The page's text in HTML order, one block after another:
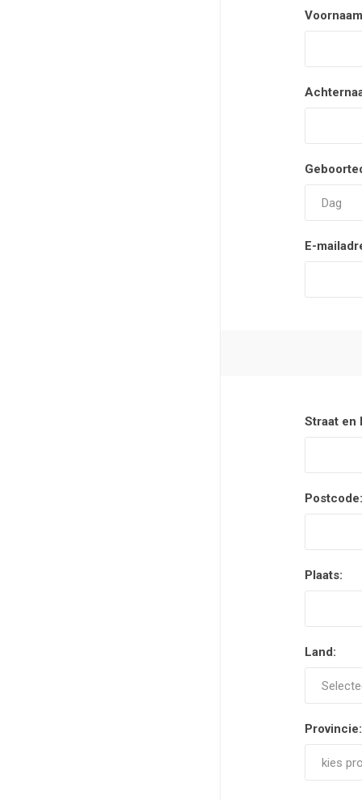
E-
Straat en
Postcode:
Plaats:
Land:
Provincie: